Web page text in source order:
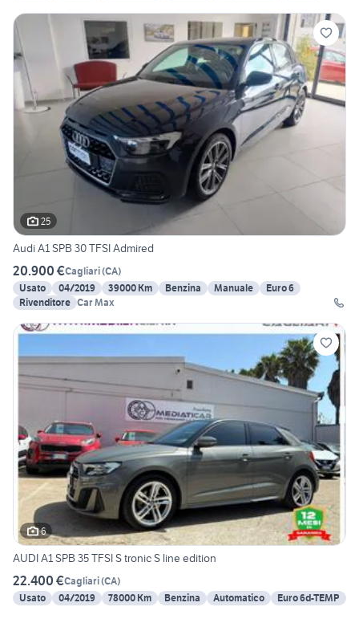
25
Audi A1 SPB 30 TFSI Admired
20.900 €Cagliari(CA)
Usato
04/2019 39000 Km Benzina Manuale
Euro 6
Rivenditore Car Max
6
AUDI A1 SPB 35 TFSI S tronic S line edition
22.400 €Cagliari(CA)
Usato
04/2019 78000 Km Benzina Automatico Euro 6d-TEMP